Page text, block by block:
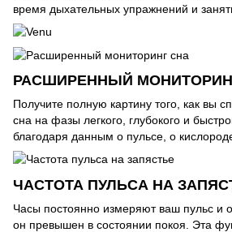
время дыхательных упражнений и
РАСШИРЕННЫЙ
Получите полную картину того, как вы
сна на фазы легкого, глубокого и
благодаря данным о пульсе, о
ЧАСТОТА ПУЛЬСА НА
Часы постоянно измеряют ваш пульс и
он превышен в состоянии покоя. Эта